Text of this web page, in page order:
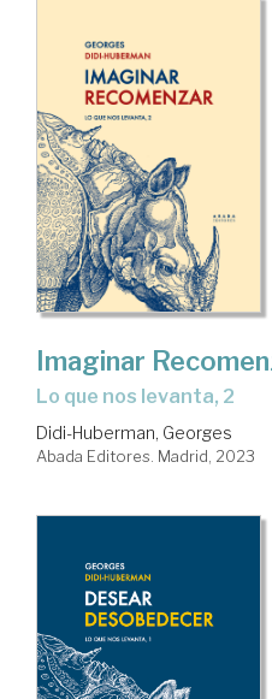
Imaginar
Lo que nos levanta, 2
Didi-Huberman, Georges
Abada Editores. Madrid, 2023